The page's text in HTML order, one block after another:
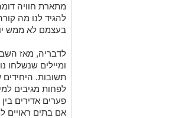
מתארת חוויה
להגיד לנו מה
בעצמם לא ממש
לדבריה, מאז
ומיילים שנשלחו
תשובות.
לפחות מגיבים
פערים אדירים
אם בתים ראויים